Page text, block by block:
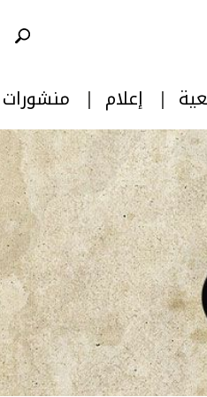
إعلام منشورات